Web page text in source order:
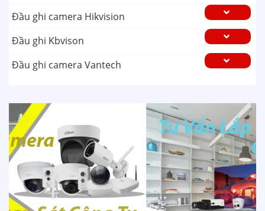
Đầu ghi camera Hikvision
Đầu ghi Kbvison
Đầu ghi camera Vantech